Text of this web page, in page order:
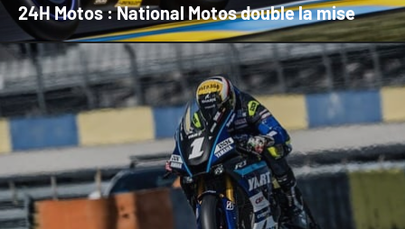
24H Motos : National Motos double la mise